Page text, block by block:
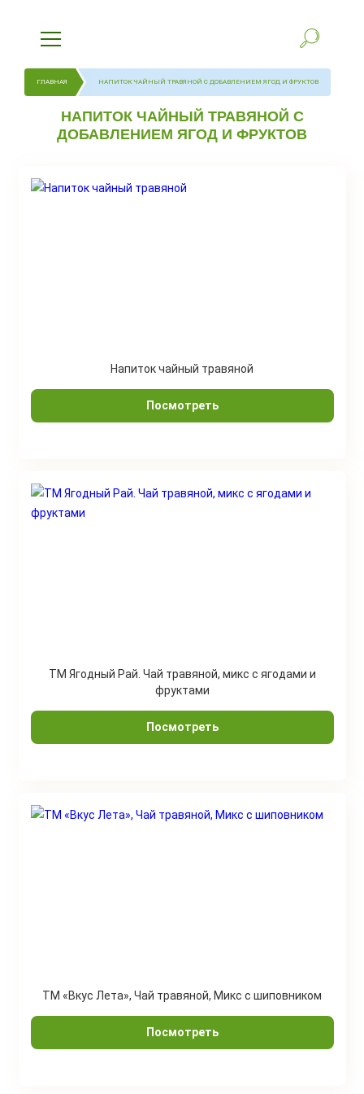
ГЛАВНАЯ НАПИТОК ЧАЙНЫЙ ТРАВЯНОЙ С ДОБАВЛЕНИЕМ ЯГОД И ФРУКТОВ
НАПИТОК ЧАЙНЫЙ ТРАВЯНОЙ С
ДОБАВЛЕНИЕМ ЯГОД И ФРУКТОВ
Напиток чайный травяной
Посмотреть
ТМ Ягодный Рай. Чай травяной, микс с ягодами и
фруктами
Посмотреть
ТМ «Вкус Лета», Чай травяной, Микс с шиповником
Посмотреть